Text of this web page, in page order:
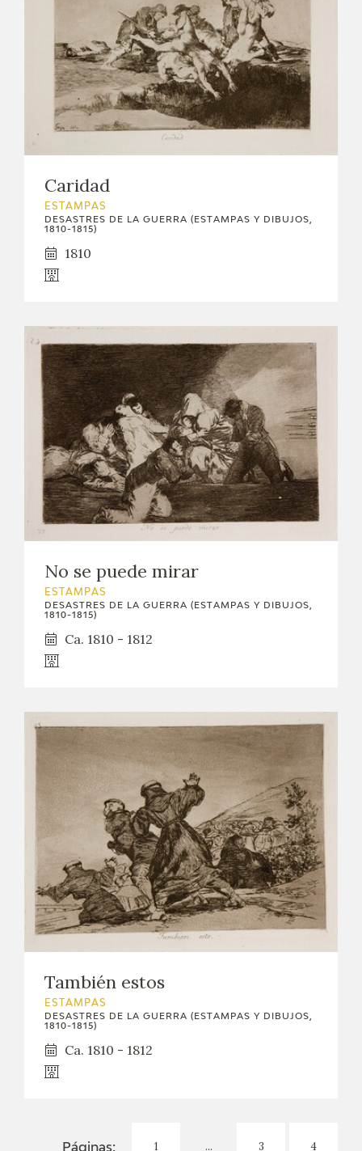
Caridad
ESTAMPAS
DESASTRES DE LA GUERRA (ESTAMPAS Y DIBUJOS,
1810-1815)
1810
No se puede mirar
ESTAMPAS
DESASTRES DE LA GUERRA (ESTAMPAS Y DIBUJOS,
1810-1815)
Ca. 1810 - 1812
También estos
ESTAMPAS
DESASTRES DE LA GUERRA (ESTAMPAS Y DIBUJOS,
1810-1815)
Ca. 1810 - 1812
1 ... 3 4